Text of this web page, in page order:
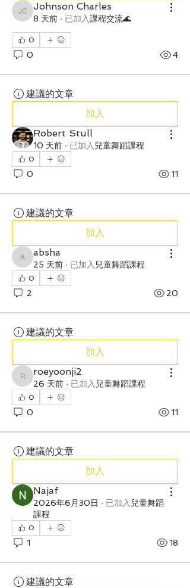
Johnson Charles
Johnson Charles
8 天前 · 已加入課程交流🌊
0
0 4
建議的文章
加入
Robert Stull
10 天前 · 已加入 兒童舞蹈課程
0
0 11
建議的文章
加入
absha
absha
25 天前 · 已加入 兒童舞蹈課程
0
2 20
建議的文章
加入
roeyoonji2
roeyoonji2
26 天前 · 已加入 兒童舞蹈課程
0
0 11
建議的文章
加入
Najaf
2026年6月30日 · 已加入 兒童舞蹈
課程
0
1 18
建議的文章